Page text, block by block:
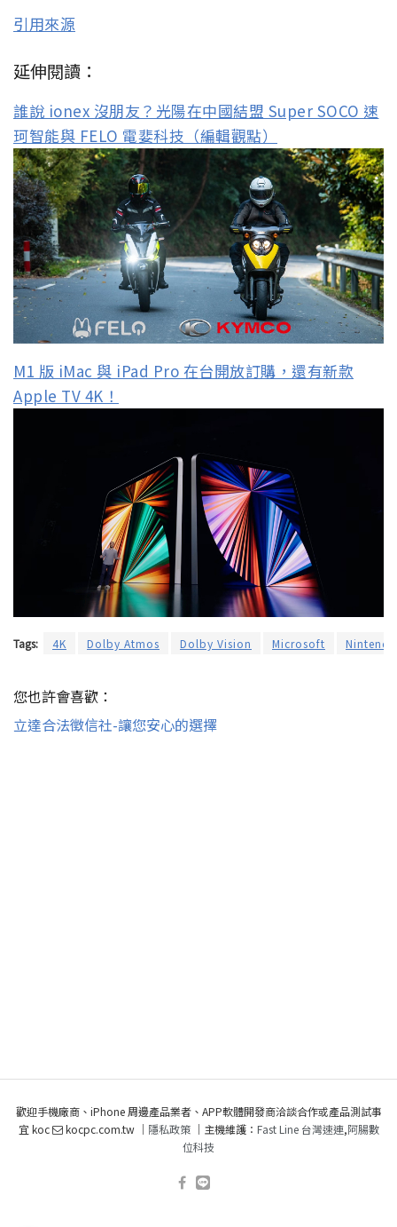
引用來源
延伸閱讀：
誰說 ionex 沒朋友？光陽在中國結盟 Super SOCO 速
珂智能與 FELO 電婓科技（編輯觀點）
M1 版 iMac 與 iPad Pro 在台開放訂購，還有新款
Apple TV 4K！
Tags: 4K Dolby Atmos Dolby Vision Microsoft
您也許會喜歡：
立達合法徵信社-讓您安心的選擇
歡迎手機廠商、iPhone 周邊產品業者、APP軟體開發商洽談合作或產品測試事
宜 koc
kocpc.com.tw ｜ 隱私政策｜主機維護： Fast Line 台灣速連,阿腸數
位科技